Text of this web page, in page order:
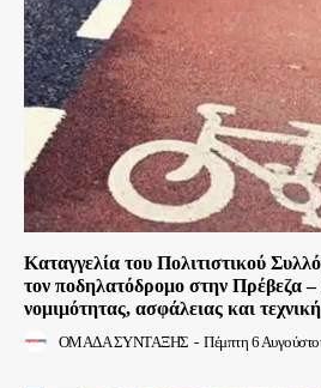
Καταγγελία του Πολιτιστικού
τον ποδηλατόδρομο στην Πρέβεζα –
νομιμότητας, ασφάλειας και
ΟΜΑΔΑ ΣΥΝΤΑΞΗΣ - Πέμπτη 6